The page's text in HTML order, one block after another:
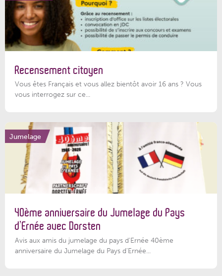
Recensement citoyen
Vous êtes Français et vous allez bientôt avoir 16 ans ? Vous
vous interrogez sur ce...
Jumelage
40ème anniversaire du Jumelage du Pays
d’Ernée avec Dorsten
Avis aux amis du jumelage du pays d'Ernée 40ème
anniversaire du Jumelage du Pays d'Ernée...